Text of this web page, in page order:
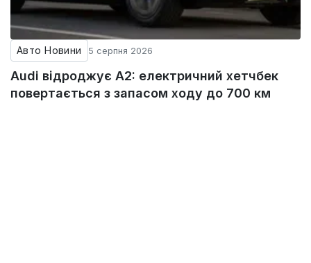
Авто Новини 5 серпня 2026
Audi відроджує A2: електричний хетчбек
повертається з запасом ходу до 700 км